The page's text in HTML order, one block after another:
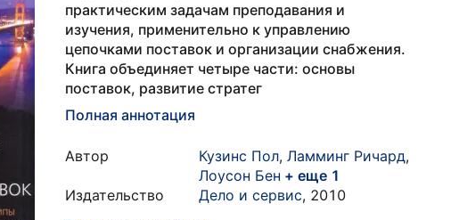
практическим задачам преподавания и
изучения, применительно к управлению
цепочками поставок и организации снабжения.
Книга объединяет четыре части: основы
поставок, развитие стратег
Полная аннотация
Автор Кузинс Пол, Ламминг Ричард,
Лоусон Бен + еще 1
Издательство
Дело и сервис, 2010